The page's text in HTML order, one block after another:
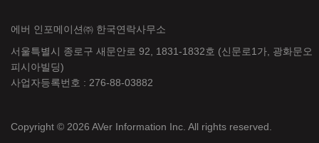
에버 인포메이션㈜ 한국연락사무소
서울특별시 종로구 새문안로 92, 1831-1832호 (신문로1가, 광화문오
피시아빌딩)
사업자등록번호 : 276-88-03882
Copyright © 2026 AVer Information Inc. All rights reserved.